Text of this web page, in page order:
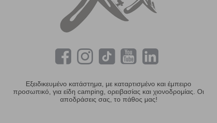
Εξειδικευμένο κατάστημα, με καταρτισμένο και έμπειρο
προσωπικό, για είδη camping, ορειβασίας και χιονοδρομίας. Οι
αποδράσεις σας, το πάθος μας!